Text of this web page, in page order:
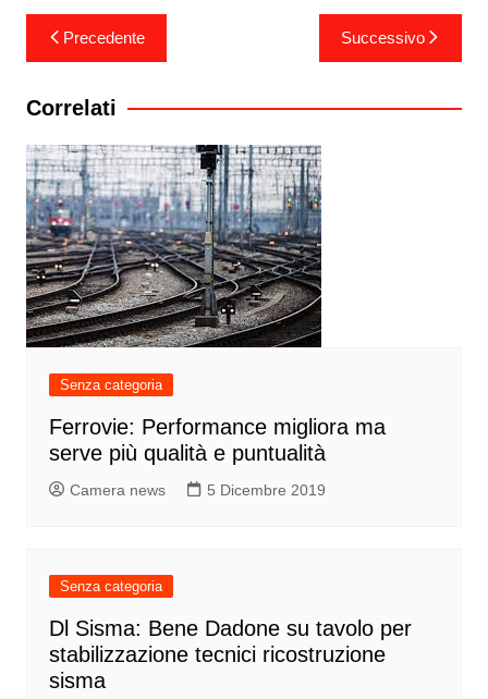
Navigazione
articoli
Precedente Successivo
Correlati
Senza categoria
Ferrovie: Performance migliora ma
serve più qualità e puntualità
Camera news 5 Dicembre 2019
Senza categoria
Dl Sisma: Bene Dadone su tavolo per
stabilizzazione tecnici ricostruzione
sisma